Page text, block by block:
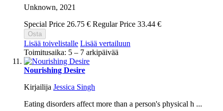
Unknown, 2021
Special Price 26.75 € Regular Price 33.44 €
Osta
Lisää toivelistalle Lisää vertailuun
Toimitusaika: 5 – 7 arkipäivää
Nourishing Desire
Kirjailija Jessica Singh
Eating disorders affect more than a person's physical h ...